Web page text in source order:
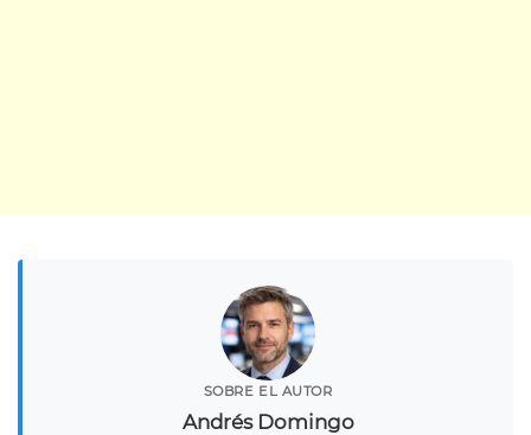
SOBRE EL AUTOR
Andrés Domingo